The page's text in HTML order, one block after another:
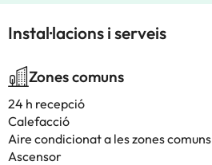
Instal·lacions i serveis
Zones comuns
24 h recepció
Calefacció
Aire condicionat a les zones comuns
Ascensor